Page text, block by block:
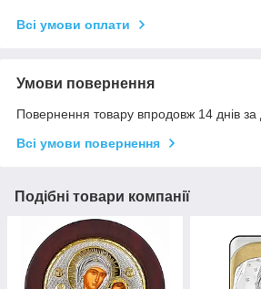
Всі умови оплати
Умови повернення
Повернення товару впродовж 14 днів за
Всі умови повернення
Подібні товари компанії